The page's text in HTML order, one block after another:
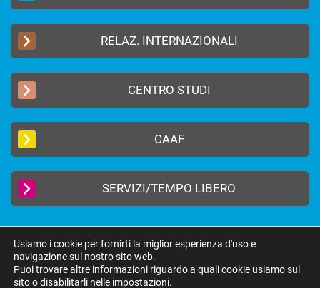
RELAZ. INTERNAZIONALI
CENTRO STUDI
CAAF
SERVIZI/TEMPO LIBERO
2019 © FEDERAZIONE AUTONOMA BANCARI ITALIANI –Privacy Policy|
Cookie Policy
Usiamo i cookie per fornirti la miglior esperienza d'uso e
navigazione sul nostro sito web.
Puoi trovare altre informazioni riguardo a quali cookie usiamo sul
sito o disabilitarli nelle impostazioni.